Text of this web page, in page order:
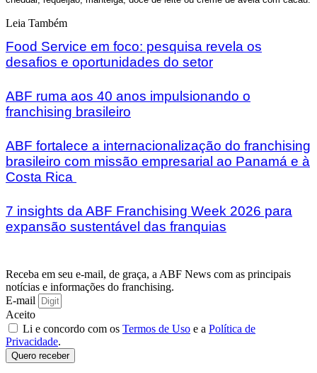
Leia Também
Food Service em foco: pesquisa revela os
desafios e oportunidades do setor
ABF ruma aos 40 anos impulsionando o
franchising brasileiro
ABF fortalece a internacionalização do franchising
brasileiro com missão empresarial ao Panamá e à
Costa Rica
7 insights da ABF Franchising Week 2026 para
expansão sustentável das franquias
Receba em seu e-mail, de graça, a ABF News com as principais
notícias e informações do franchising.
E-mail
Aceito
Li e concordo com os Termos de Uso e a Política de
Privacidade.
Quero receber